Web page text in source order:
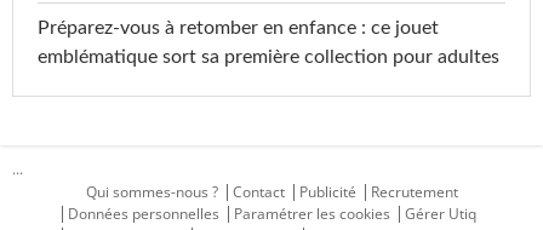
Préparez-vous à retomber en enfance : ce jouet
emblématique sort sa première collection pour adultes
...
Qui sommes-nous ?
Contact Publicité
Recrutement
Données personnelles
Paramétrer les cookies
Gérer Utiq